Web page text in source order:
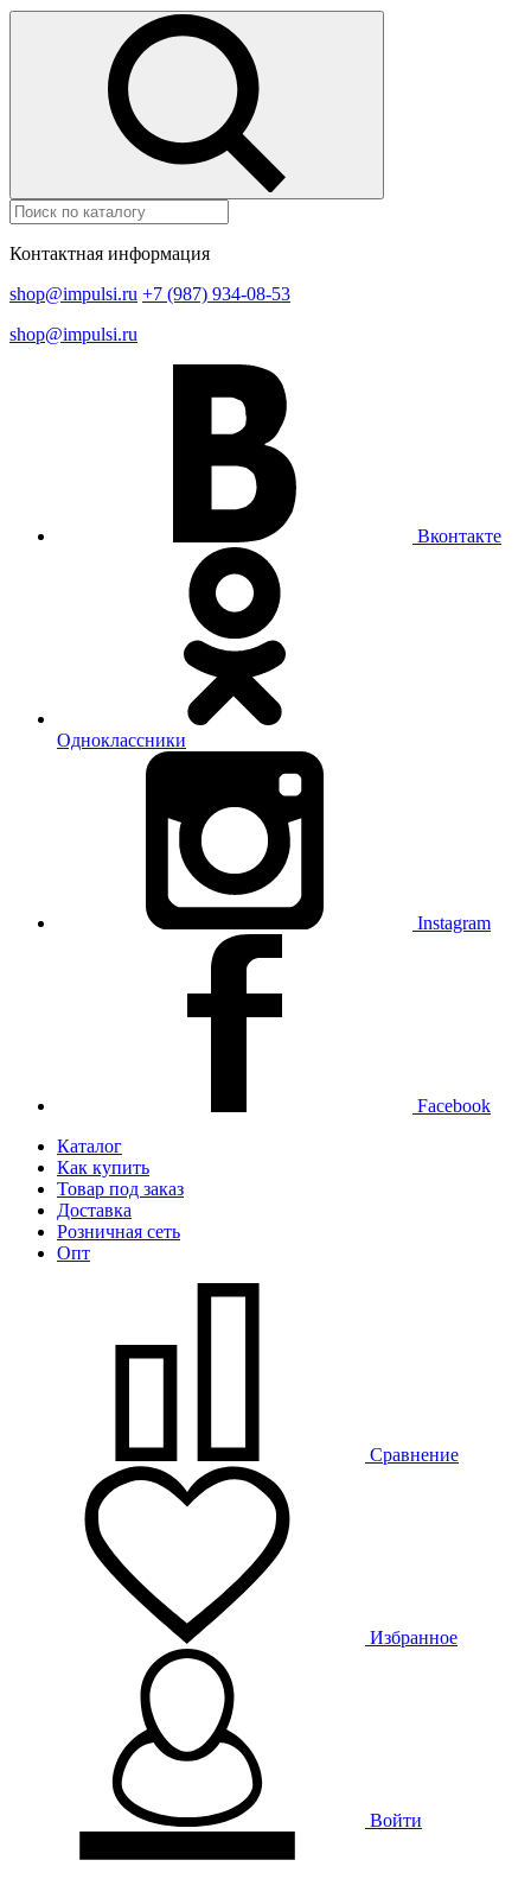
Контактная информация
shop@impulsi.ru +7 (987) 934-08-53
shop@impulsi.ru
Вконтакте
Одноклассники
Instagram
Facebook
Каталог
Как купить
Товар под заказ
Доставка
Розничная сеть
Опт
Сравнение
Избранное
Войти